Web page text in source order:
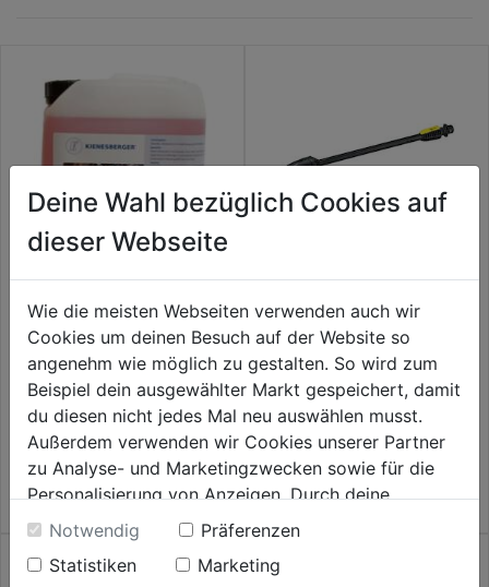
Auto-Shampoo 5l
0.0 (0)
37,99€
4.0 (9)
4.0
von
5
Sternen.
9
Bewertungen
39,99€
Deine Wahl bezüglich Cookies auf
dieser Webseite
Wie die meisten Webseiten verwenden auch wir
Cookies um deinen Besuch auf der Website so
angenehm wie möglich zu gestalten. So wird zum
Beispiel dein ausgewählter Markt gespeichert, damit
du diesen nicht jedes Mal neu auswählen musst.
Außerdem verwenden wir Cookies unserer Partner
zu Analyse- und Marketingzwecken sowie für die
Personalisierung von Anzeigen. Durch deine
Einwilligung werden die Daten von Drittanbieter,
unter anderem auch in den USA, verarbeitet.
Durch Klick auf "Alle Cookies erlauben" stimmst du
Notwendig
Präferenzen
Statistiken
Marketing